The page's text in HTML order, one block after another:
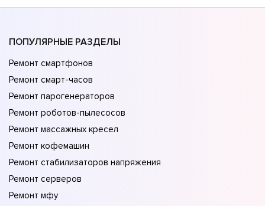
ПОПУЛЯРНЫЕ РАЗДЕЛЫ
Ремонт смартфонов
Ремонт смарт-часов
Ремонт парогенераторов
Ремонт роботов-пылесосов
Ремонт массажных кресел
Ремонт кофемашин
Ремонт стабилизаторов напряжения
Ремонт серверов
Ремонт мфу